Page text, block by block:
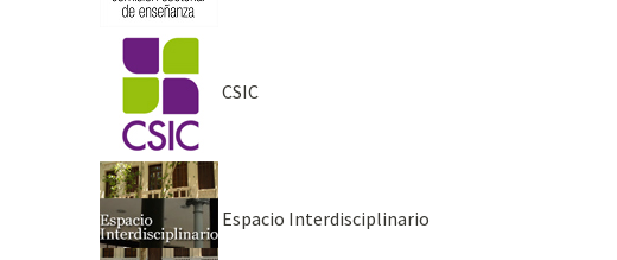
CSIC
Espacio Interdisciplinario